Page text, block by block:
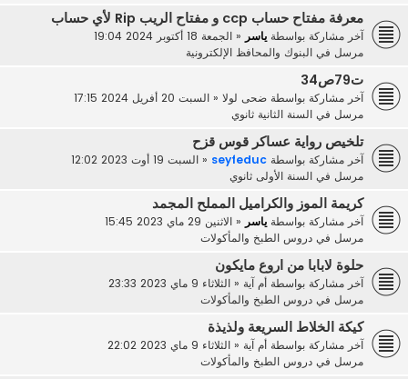
معرفة مفتاح حساب ccp و مفتاح الريب Rip لأي حساب
آخر مشاركة بواسطة ياسر« الجمعة 18 أكتوبر 2024 19:04
مرسل في البنوك والمحافظ الإلكترونية
ت79ص34
آخر مشاركة بواسطة ضحى لولا« السبت 20 أفريل 2024 17:15
مرسل في السنة الثانية ثانوي
تلخيص رواية عساكر قوس قزح
آخر مشاركة بواسطة seyfeduc
« السبت 19 أوت 2023 12:02
مرسل في السنة الأولى ثانوي
كريمة الموز والكراميل المملح المجمد
آخر مشاركة بواسطة ياسر« الاثنين 29 ماي 2023 15:45
مرسل في دروس الطبخ والمأكولات
حلوة لابابا من اروع مايكون
آخر مشاركة بواسطة أم آية« الثلاثاء 9 ماي 2023 23:33
مرسل في دروس الطبخ والمأكولات
كيكة الخلاط السريعة ولذيذة
آخر مشاركة بواسطة أم آية« الثلاثاء 9 ماي 2023 22:02
مرسل في دروس الطبخ والمأكولات